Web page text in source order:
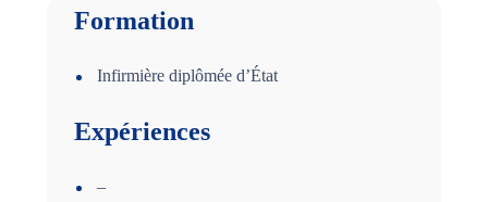
Formation
Infirmière diplômée d’État
Expériences
–